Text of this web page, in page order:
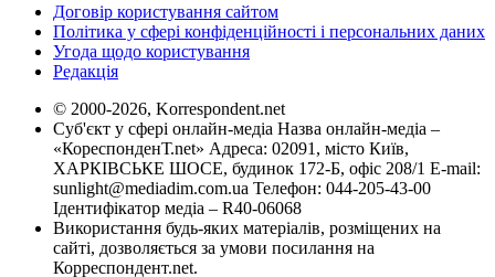
Договір користування сайтом
Політика у сфері конфіденційності і персональних даних
Угода щодо користування
Редакція
© 2000-2026, Korrespondent.net
Суб'єкт у сфері онлайн-медіа Назва онлайн-медіа –
«КореспонденТ.net» Адреса: 02091, місто Київ,
ХАРКІВСЬКЕ ШОСЕ, будинок 172-Б, офіс 208/1 E-mail:
sunlight@mediadim.com.ua Телефон: 044-205-43-00
Ідентифікатор медіа – R40-06068
Використання будь-яких матеріалів, розміщених на
сайті, дозволяється за умови посилання на
Корреспондент.net.